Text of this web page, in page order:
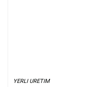
YERLI URETIM